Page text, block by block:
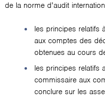
de la norme d’audit
les principes relatifs
aux comptes des
obtenues au cours
les principes relatifs
commissaire aux
conclure sur les